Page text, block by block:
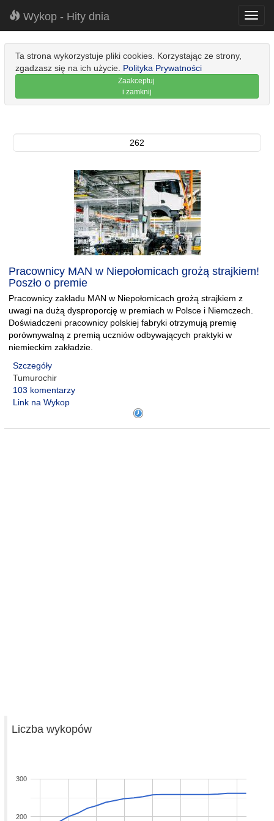
Wykop - Hity dnia
Ta strona wykorzystuje pliki cookies. Korzystając ze strony,
zgadzasz się na ich użycie. Polityka Prywatności
Zaakceptuj
i zamknij
262
Pracownicy MAN w Niepołomicach grożą strajkiem!
Poszło o premie
Pracownicy zakładu MAN w Niepołomicach grożą strajkiem z
uwagi na dużą dysproporcję w premiach w Polsce i Niemczech.
Doświadczeni pracownicy polskiej fabryki otrzymują premię
porównywalną z premią uczniów odbywających praktyki w
niemieckim zakładzie.
Szczegóły
Tumurochir
103 komentarzy
Link na Wykop
Liczba wykopów
200
300